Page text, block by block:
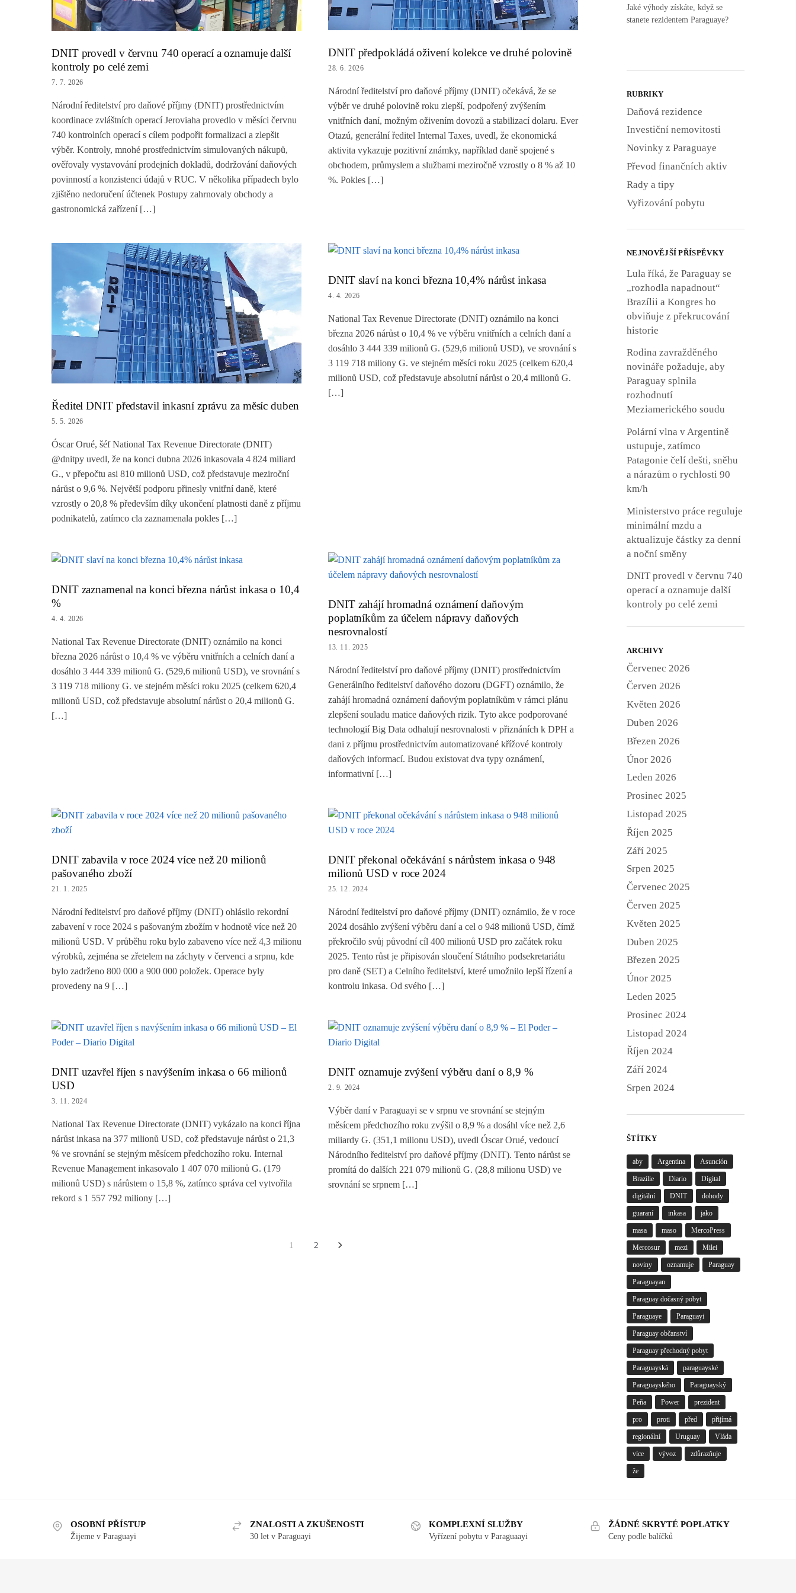
DNIT provedl v červnu 740 operací a oznamuje další
kontroly po celé zemi
7. 7. 2026
Národní ředitelství pro daňové příjmy (DNIT) prostřednictvím
koordinace zvláštních operací Jeroviaha provedlo v měsíci červnu
740 kontrolních operací s cílem podpořit formalizaci a zlepšit
výběr. Kontroly, mnohé prostřednictvím simulovaných nákupů,
ověřovaly vystavování prodejních dokladů, dodržování daňových
povinností a konzistenci údajů v RUC. V několika případech bylo
zjištěno nedoručení účtenek Postupy zahrnovaly obchody a
gastronomická zařízení […]
DNIT předpokládá oživení kolekce ve druhé polovině
28. 6. 2026
Národní ředitelství pro daňové příjmy (DNIT) očekává, že se
výběr ve druhé polovině roku zlepší, podpořený zvýšením
vnitřních daní, možným oživením dovozů a stabilizací dolaru. Ever
Otazú, generální ředitel Internal Taxes, uvedl, že ekonomická
aktivita vykazuje pozitivní známky, například daně spojené s
obchodem, průmyslem a službami meziročně vzrostly o 8 % až 10
%. Pokles […]
Ředitel DNIT představil inkasní zprávu za měsíc duben
5. 5. 2026
Óscar Orué, šéf National Tax Revenue Directorate (DNIT)
@dnitpy uvedl, že na konci dubna 2026 inkasovala 4 824 miliard
G., v přepočtu asi 810 milionů USD, což představuje meziroční
nárůst o 9,6 %. Největší podporu přinesly vnitřní daně, které
vzrostly o 20,8 % především díky ukončení platnosti daně z příjmu
podnikatelů, zatímco cla zaznamenala pokles […]
DNIT slaví na konci března 10,4% nárůst inkasa
4. 4. 2026
National Tax Revenue Directorate (DNIT) oznámilo na konci
března 2026 nárůst o 10,4 % ve výběru vnitřních a celních daní a
dosáhlo 3 444 339 milionů G. (529,6 milionů USD), ve srovnání s
3 119 718 miliony G. ve stejném měsíci roku 2025 (celkem 620,4
milionů USD, což představuje absolutní nárůst o 20,4 milionů G.
[…]
DNIT zaznamenal na konci března nárůst inkasa o 10,4
%
4. 4. 2026
National Tax Revenue Directorate (DNIT) oznámilo na konci
března 2026 nárůst o 10,4 % ve výběru vnitřních a celních daní a
dosáhlo 3 444 339 milionů G. (529,6 milionů USD), ve srovnání s
3 119 718 miliony G. ve stejném měsíci roku 2025 (celkem 620,4
milionů USD, což představuje absolutní nárůst o 20,4 milionů G.
[…]
DNIT zahájí hromadná oznámení daňovým
poplatníkům za účelem nápravy daňových
nesrovnalostí
13. 11. 2025
Národní ředitelství pro daňové příjmy (DNIT) prostřednictvím
Generálního ředitelství daňového dozoru (DGFT) oznámilo, že
zahájí hromadná oznámení daňovým poplatníkům v rámci plánu
zlepšení souladu matice daňových rizik. Tyto akce podporované
technologií Big Data odhalují nesrovnalosti v přiznáních k DPH a
dani z příjmu prostřednictvím automatizované křížové kontroly
daňových informací. Budou existovat dva typy oznámení,
informativní […]
DNIT zabavila v roce 2024 více než 20 milionů
pašovaného zboží
21. 1. 2025
Národní ředitelství pro daňové příjmy (DNIT) ohlásilo rekordní
zabavení v roce 2024 s pašovaným zbožím v hodnotě více než 20
milionů USD. V průběhu roku bylo zabaveno více než 4,3 milionu
výrobků, zejména se zřetelem na záchyty v červenci a srpnu, kde
bylo zadrženo 800 000 a 900 000 položek. Operace byly
provedeny na 9 […]
DNIT překonal očekávání s nárůstem inkasa o 948
milionů USD v roce 2024
25. 12. 2024
Národní ředitelství pro daňové příjmy (DNIT) oznámilo, že v roce
2024 dosáhlo zvýšení výběru daní a cel o 948 milionů USD, čímž
překročilo svůj původní cíl 400 milionů USD pro začátek roku
2025. Tento růst je připisován sloučení Státního podsekretariátu
pro daně (SET) a Celního ředitelství, které umožnilo lepší řízení a
kontrolu inkasa. Od svého […]
DNIT uzavřel říjen s navýšením inkasa o 66 milionů
USD
3. 11. 2024
National Tax Revenue Directorate (DNIT) vykázalo na konci října
nárůst inkasa na 377 milionů USD, což představuje nárůst o 21,3
% ve srovnání se stejným měsícem předchozího roku. Internal
Revenue Management inkasovalo 1 407 070 milionů G. (179
milionů USD) s nárůstem o 15,8 %, zatímco správa cel vytvořila
rekord s 1 557 792 miliony […]
DNIT oznamuje zvýšení výběru daní o 8,9 %
2. 9. 2024
Výběr daní v Paraguayi se v srpnu ve srovnání se stejným
měsícem předchozího roku zvýšil o 8,9 % a dosáhl více než 2,6
miliardy G. (351,1 milionu USD), uvedl Óscar Orué, vedoucí
Národního ředitelství pro daňové příjmy (DNIT). Tento nárůst se
promítá do dalších 221 079 milionů G. (28,8 milionu USD) ve
srovnání se srpnem […]
1 2
Jaké výhody získáte, když se
stanete rezidentem Paraguaye?
RUBRIKY
Daňová rezidence
Investiční nemovitosti
Novinky z Paraguaye
Převod finančních aktiv
Rady a tipy
Vyřizování pobytu
NEJNOVĚJŠÍ PŘÍSPĚVKY
Lula říká, že Paraguay se
„rozhodla napadnout“
Brazílii a Kongres ho
obviňuje z překrucování
historie
Rodina zavražděného
novináře požaduje, aby
Paraguay splnila
rozhodnutí
Meziamerického soudu
Polární vlna v Argentině
ustupuje, zatímco
Patagonie čelí dešti, sněhu
a nárazům o rychlosti 90
km/h
Ministerstvo práce reguluje
minimální mzdu a
aktualizuje částky za denní
a noční směny
DNIT provedl v červnu 740
operací a oznamuje další
kontroly po celé zemi
ARCHIVY
Červenec 2026
Červen 2026
Květen 2026
Duben 2026
Březen 2026
Únor 2026
Leden 2026
Prosinec 2025
Listopad 2025
Říjen 2025
Září 2025
Srpen 2025
Červenec 2025
Červen 2025
Květen 2025
Duben 2025
Březen 2025
Únor 2025
Leden 2025
Prosinec 2024
Listopad 2024
Říjen 2024
Září 2024
Srpen 2024
ŠTÍTKY
aby Argentina Asunción
Brazílie Diario Digital
digitální DNIT dohody
guaraní inkasa jako
masa maso MercoPress
Mercosur mezi Milei
noviny oznamuje Paraguay
Paraguayan
Paraguay dočasný pobyt
Paraguaye Paraguayi
Paraguay občanství
Paraguay přechodný pobyt
Paraguayská paraguayské
Paraguayského Paraguayský
Peña Power prezident
pro proti před přijímá
regionální Uruguay Vláda
více vývoz zdůrazňuje
že
OSOBNÍ PŘÍSTUP
Žijeme v Paraguayi
ZNALOSTI A ZKUŠENOSTI
30 let v Paraguayi
KOMPLEXNÍ SLUŽBY
Vyřízení pobytu v Paraguaayi
ŽÁDNÉ SKRYTÉ POPLATKY
Ceny podle balíčků